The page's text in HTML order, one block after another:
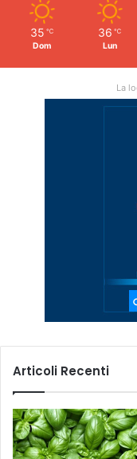
35 ℃
Dom
36 ℃
Lun
La
Articoli Recenti